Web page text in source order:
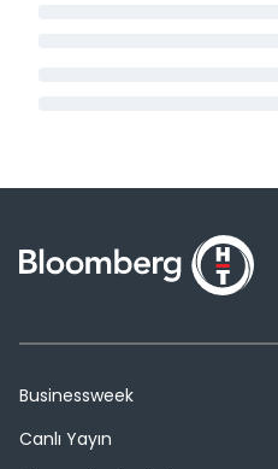
Businessweek
Canlı Yayın